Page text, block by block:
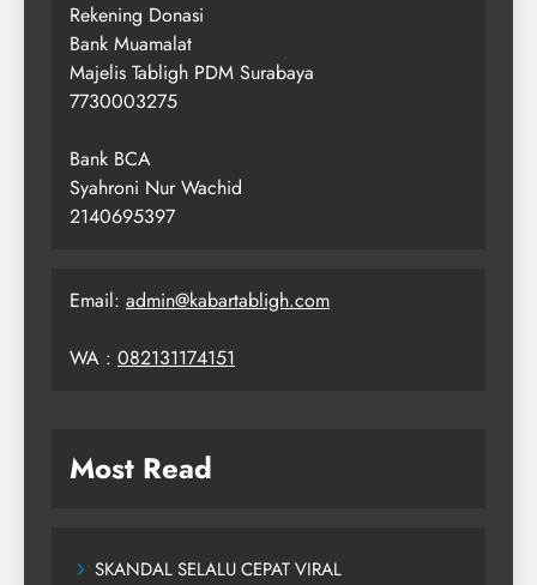
Rekening Donasi
Bank Muamalat
Majelis Tabligh PDM Surabaya
7730003275
Bank BCA
Syahroni Nur Wachid
2140695397
Email: admin@kabartabligh.com
WA : 082131174151
Most Read
SKANDAL SELALU CEPAT VIRAL